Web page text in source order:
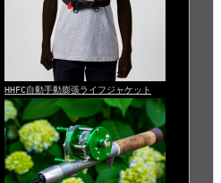
HHFC自動手動膨張ライフジャケット